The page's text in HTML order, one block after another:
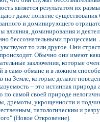
является результатом их
даже понятие
и доминирующего
влияния, доминирования и
бессознательными
то или другое. Они
Обычно они имеют
заключения, которые
в само-обмане и в ложном
на Земле, которые делают
– это истинная
самой своей природе
дремоты, укрощенности и
патологическим и
(Новое Откровение).